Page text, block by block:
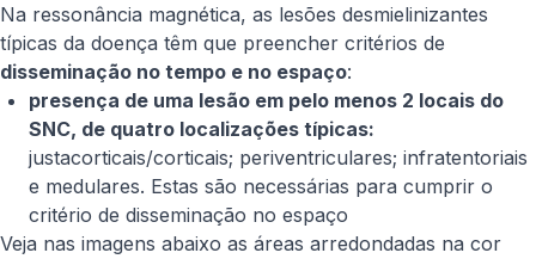
Na ressonância magnética, as lesões desmielinizantes
típicas da doença têm que preencher critérios de
disseminação no tempo e no espaço:
​presença de uma lesão em pelo menos 2 locais do
SNC, de quatro localizações típicas:
justacorticais/corticais; periventriculares; infratentoriais
e medulares. Estas são necessárias para cumprir o
critério de disseminação no espaço
Veja nas imagens abaixo as áreas arredondadas na cor